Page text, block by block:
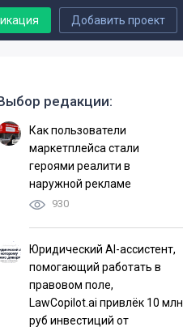
Добавить проект
редакции:
Как пользователи
маркетплейса стали
героями реалити в
наружной рекламе
930
Юридический AI-ассистент,
помогающий работать в
правовом поле,
LawCopilot.ai привлёк 10 млн
руб инвестиций от